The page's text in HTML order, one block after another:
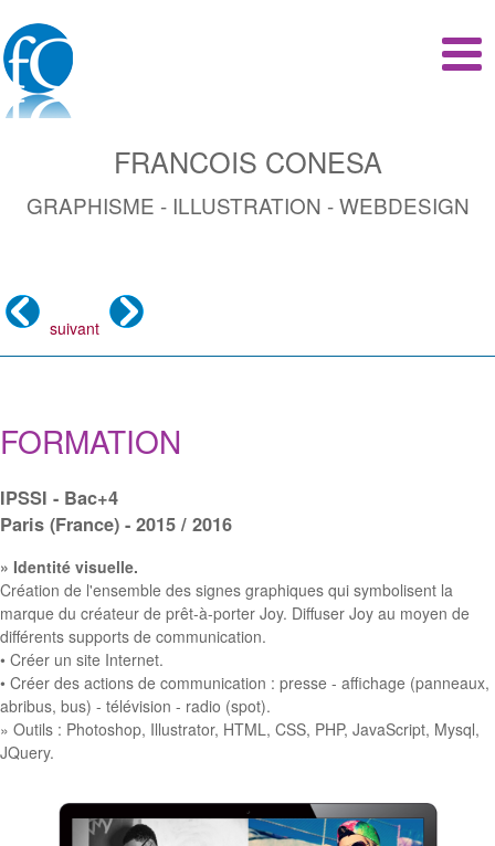
Francois
Conesa
FRANCOIS CONESA
GRAPHISME - ILLUSTRATION - WEBDESIGN
suivant
FORMATION
IPSSI - Bac+4
Paris (France) - 2015 / 2016
» Identité visuelle.
Création de l'ensemble des signes graphiques qui symbolisent la
marque du créateur de prêt-à-porter Joy. Diffuser Joy au moyen de
différents supports de communication.
• Créer un site Internet.
• Créer des actions de communication : presse - affichage (panneaux,
abribus, bus) - télévision - radio (spot).
» Outils : Photoshop, Illustrator, HTML, CSS, PHP, JavaScript, Mysql,
JQuery.